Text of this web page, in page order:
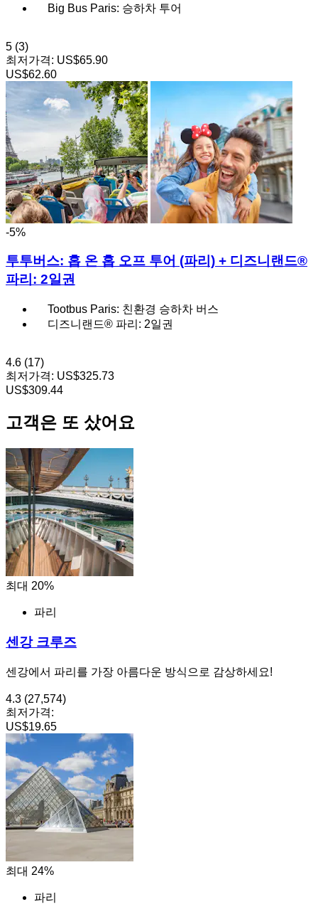
Big Bus Paris: 승하차 투어
5 (3)
최저가격: US$65.90
US$62.60
-5%
투투버스: 홉 온 홉 오프 투어 (파리) + 디즈니랜드®
파리: 2일권
Tootbus Paris: 친환경 승하차 버스
디즈니랜드® 파리: 2일권
4.6 (17)
최저가격: US$325.73
US$309.44
고객은 또 샀어요
최대 20%
파리
센강 크루즈
센강에서 파리를 가장 아름다운 방식으로 감상하세요!
4.3 (27,574)
최저가격:
US$19.65
최대 24%
파리